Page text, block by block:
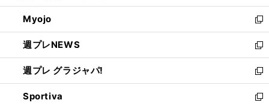
開
く
ウ
で
開
く
ン
ド
ウ
で
開
く
ウ
ィ
ン
ド
ウ
で
開
く
Myojo
新
し
い
ウ
ィ
ン
ド
週プレNEWS
新
し
い
ウ
ィ
週プレ グラジャパ!
新
し
い
Sportiva
新